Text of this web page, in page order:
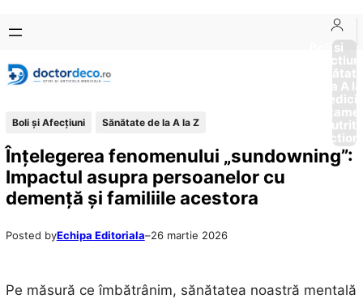
conținut
content
Boli si
Afectiuni
Sănătate
de la A
Boli și Afecțiuni Sănătate de la A la Z
Înțelegerea fenomenului „sundowning”:
Impactul asupra persoanelor cu
demență și familiile acestora
Posted byEchipa Editoriala–26 martie 2026
Pe măsură ce îmbătrânim, sănătatea noastră mentală